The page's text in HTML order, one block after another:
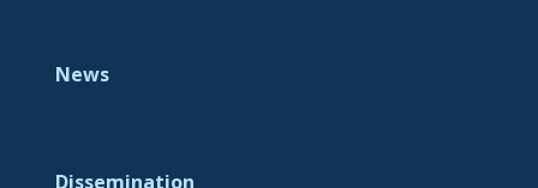
News
Dissemination